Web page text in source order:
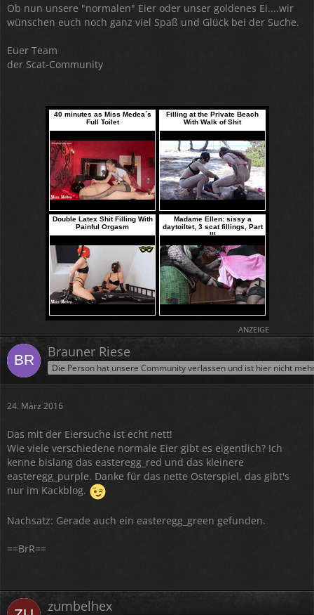
Ob nun unsere "normalen" Eier oder unser goldenes Ei....wir
wünschen euch noch ganz viel Spaß und Glück bei der Suche.
Euer Team
der Scat-Community
ANZEIGE
Brauner Riese
Die Person hat unsere Community verlassen und ist hier nicht
24. März 2016
Das mit der Eiersuche ist echt nett!
Wie viele verschiedene normale Eier gibt es eigentlich? Ich
kenne bislang das easteregg_red und das kleinere
easteregg_purple. Danke für das nette Osterspiel, das gibt's
nur im Kackblog.
Nachsatz: Gerade auch ein easteregg_green gefunden.
==BrR==
zumbelhex